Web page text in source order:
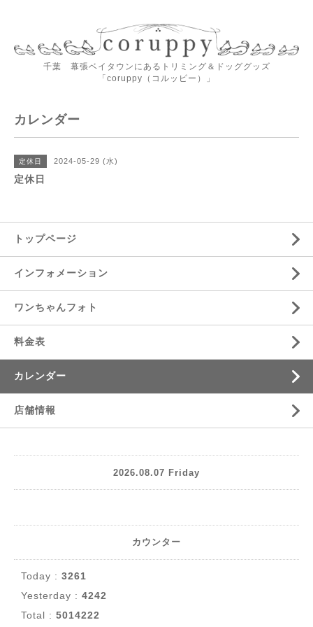
千葉 幕張ベイタウンにあるトリミング＆ドッググッズ
「coruppy（コルッピー）」
カレンダー
定休日 2024-05-29 (水)
定休日
トップページ
インフォメーション
ワンちゃんフォト
料金表
カレンダー
店舗情報
2026.08.07 Friday
カウンター
Today : 3261
Yesterday : 4242
Total : 5014222